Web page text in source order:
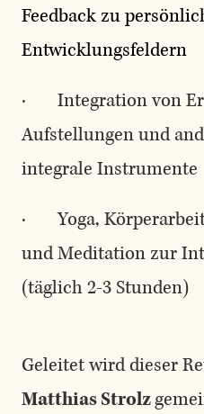
Feedback zu
Entwicklungsfeldern
· Integration von
Aufstellungen und
integrale Instrumente
· Yoga,
und Meditation zur
(täglich 2-3 Stunden)
Geleitet wird dieser
Matthias Strolz